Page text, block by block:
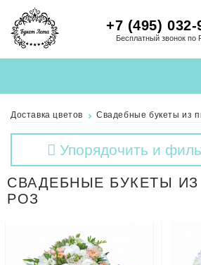
+7 (495) 032-
Бесплатный звонок по
Доставка цветов Свадебные букеты из
Упорядочить и
СВАДЕБНЫЕ БУКЕТЫ
РОЗ